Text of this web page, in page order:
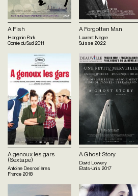
A Fish
Hongmin Park
Corée du Sud 2011
A Forgotten Man
Laurent Nègre
Suisse 2022
A genoux les gars
(Sextape)
Antoine Desrosières
France 2018
A Ghost Story
David Lowery
Etats-Unis 2017